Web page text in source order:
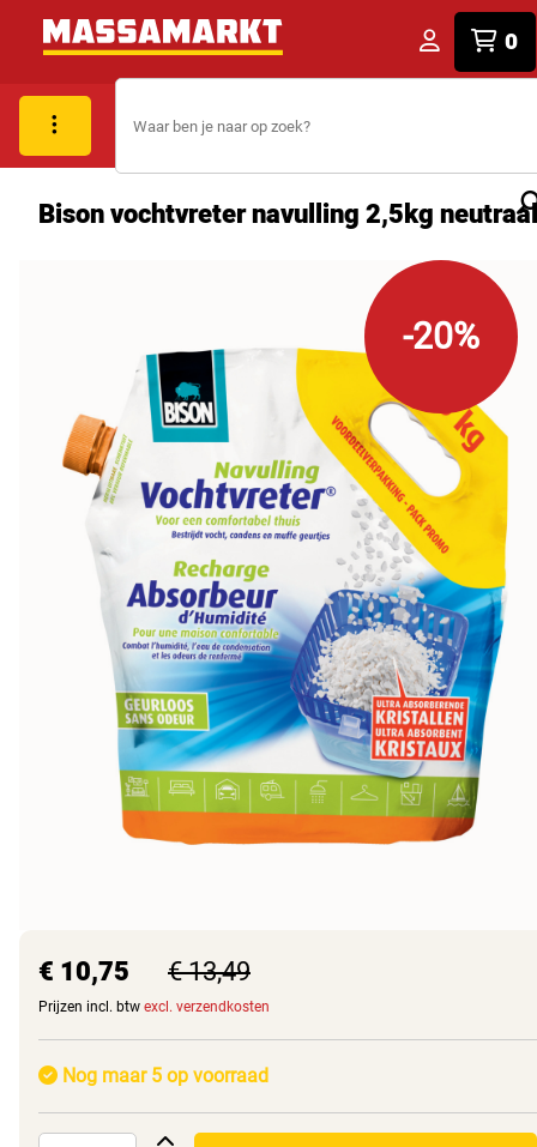
0
Bison vochtvreter navulling 2,5kg neutraal
-20%
€ 10,75 € 13,49
Prijzen incl. btw excl. verzendkosten
Nog maar 5 op voorraad